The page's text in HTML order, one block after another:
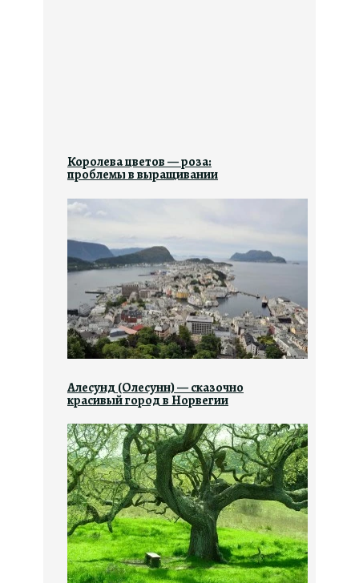
Королева цветов — роза:
проблемы в выращивании
Алесунд (Олесунн) — сказочно
красивый город в Норвегии